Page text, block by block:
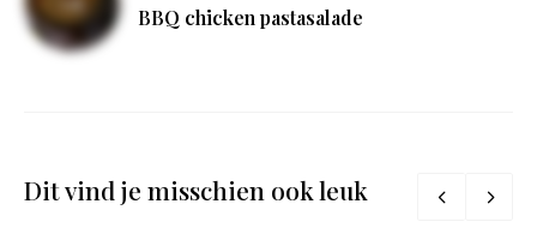
BBQ chicken pastasalade
Dit vind je misschien ook leuk